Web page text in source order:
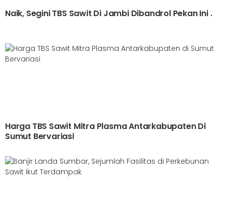
Naik, Segini TBS Sawit Di Jambi Dibandrol Pekan Ini .
Harga TBS Sawit Mitra Plasma Antarkabupaten Di
Sumut Bervariasi